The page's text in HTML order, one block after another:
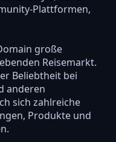
Plattformen,
große
Reisemarkt.
Beliebtheit bei
anderen
sich zahlreiche
Produkte und